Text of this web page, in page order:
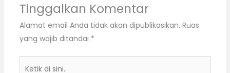
Tinggalkan Komentar
Alamat email Anda tidak akan dipublikasikan. Ruas
yang wajib ditandai *